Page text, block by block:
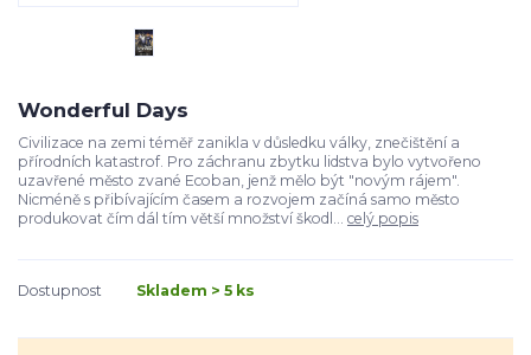
Wonderful Days
Civilizace na zemi téměř zanikla v důsledku války, znečištění a
přírodních katastrof. Pro záchranu zbytku lidstva bylo vytvořeno
uzavřené město zvané Ecoban, jenž mělo být "novým rájem".
Nicméně s přibívajícím časem a rozvojem začíná samo město
produkovat čím dál tím větší množství škodl... celý popis
Dostupnost Skladem > 5 ks